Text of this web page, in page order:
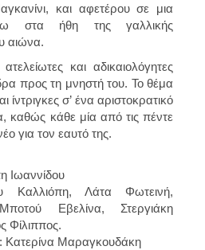
και αφετέρου σε μια
στα ήθη της γαλλικής
αιώνα.
και αδικαιολόγητες
προς τη μνηστή του. Το θέμα
ίντριγκες σ’ ένα αριστοκρατικό
καθώς κάθε μία από τις πέντε
για τον εαυτό της.
Ιωαννίδου
Καλλιόπη, Λάτα Φωτεινή,
Εβελίνα, Στεργιάκη
Φίλιππος.
Κατερίνα Μαραγκουδάκη